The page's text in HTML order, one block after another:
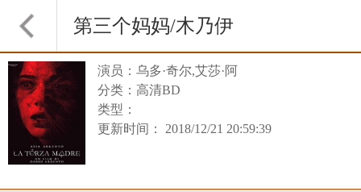
第三个妈妈/木乃伊
博物馆
演员：乌多·奇尔,艾莎·阿
分类：高清BD
类型：
更新时间： 2018/12/21 20:59:39